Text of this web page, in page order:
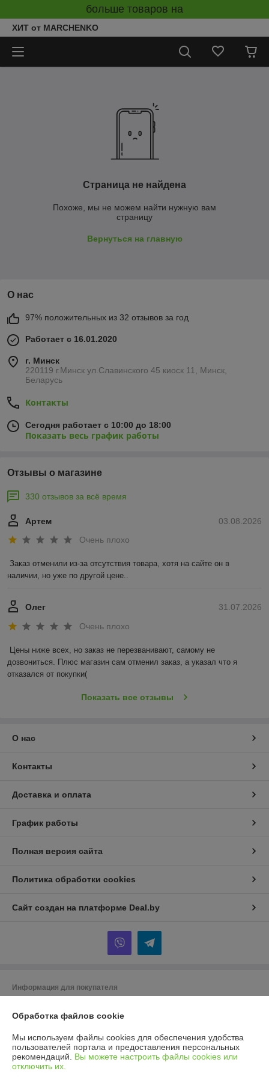
больше товаров на
ХИТ от MARCHENKO
Страница не найдена
Похоже, мы не можем найти нужную вам
страницу
Вернуться на главную
О нас
97% положительных из 32 отзывов за год
Работает с 16.01.2020
г. Минск
220119 г.Минск ул.Славинского 45 киоск 11, Минск,
Беларусь
Контакты
Сегодня работает с 10:00 до 18:00
Показать весь график работы
Отзывы о магазине
330 отзывов за всё время
03.08.2026
Артем
Очень плохо
Заказ отменили из-за отсутствия товара, хотя на сайте он в
наличии, но уже по другой цене..
31.07.2026
Олег
Очень плохо
Цены ниже всех, но заказ не перезванивают, самому не
дозвониться. Плюс магазин сам отменил заказ, а указал что я
отказался от покупки(
Показать все отзывы
О нас
Контакты
Доставка и оплата
График работы
Полная версия сайта
Политика обработки cookies
Сайт создан на платформе Deal.by
Информация для покупателя
220086 г. Минск ул. Славинского 45/12
Регистрационный номер ЕГР: 193975225
УНП: 193975225
Обработка файлов cookie
Мы используем файлы cookies для обеспечения удобства
пользователей портала и предоставления персональных
рекомендаций. Вы можете настроить файлы cookies или
отключить их.